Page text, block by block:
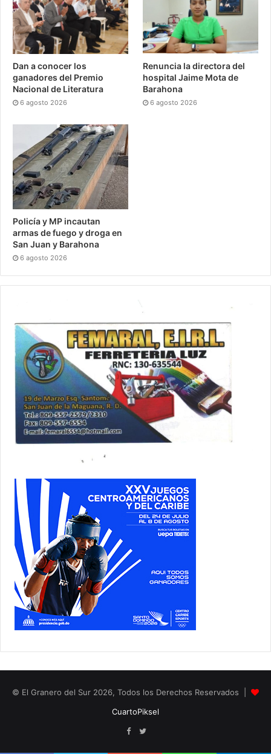
Dan a conocer los
ganadores del Premio
Nacional de Literatura
6 agosto 2026
Renuncia la directora del
hospital Jaime Mota de
Barahona
6 agosto 2026
Policía y MP incautan
armas de fuego y droga en
San Juan y Barahona
6 agosto 2026
© El Granero del Sur 2026, Todos los Derechos Reservados |
CuartoPiksel